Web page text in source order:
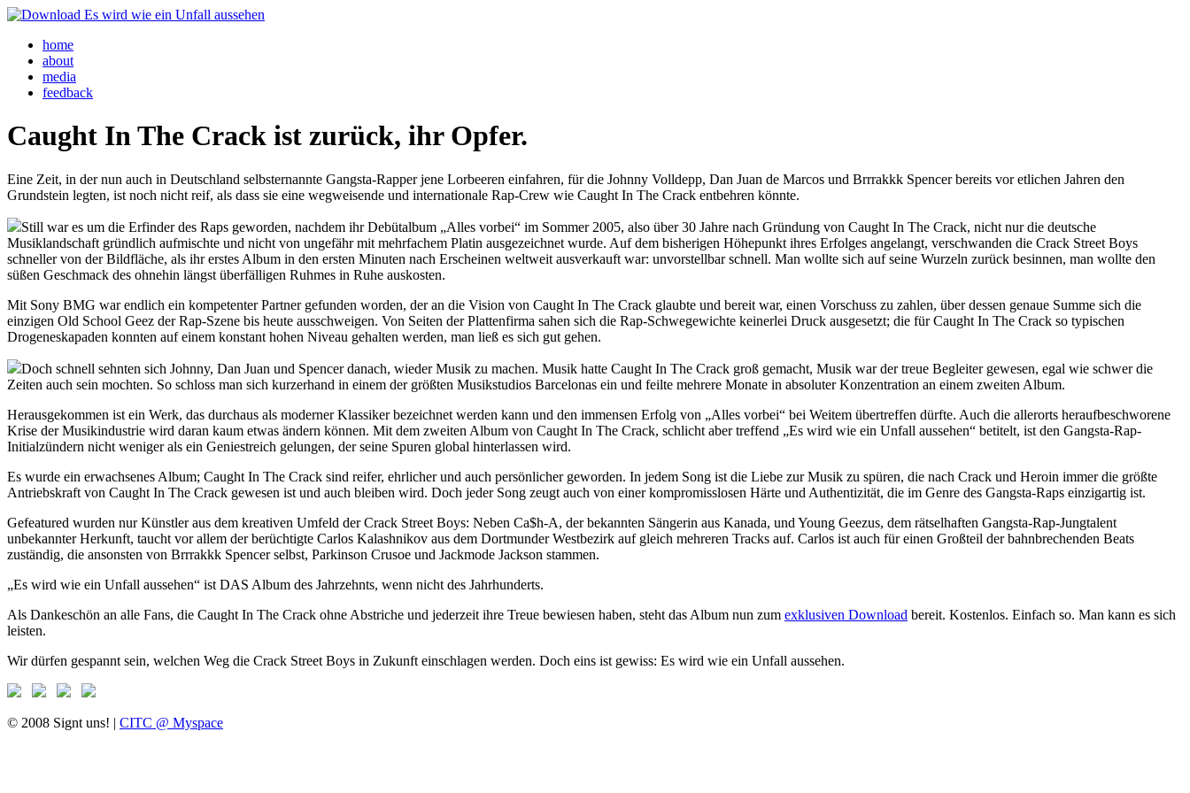
home
about
media
feedback
Caught In The Crack ist zurück, ihr Opfer.
Eine Zeit, in der nun auch in Deutschland selbsternannte Gangsta-Rapper jene Lorbeeren einfahren, für die Johnny Volldepp, Dan Juan de Marcos und Brrrakkk Spencer bereits vor etlichen Jahren den
Grundstein legten, ist noch nicht reif, als dass sie eine wegweisende und internationale Rap-Crew wie Caught In The Crack entbehren könnte.
Still war es um die Erfinder des Raps geworden, nachdem ihr Debütalbum „Alles vorbei“ im Sommer 2005, also über 30 Jahre nach Gründung von Caught In The Crack, nicht nur die deutsche
Musiklandschaft gründlich aufmischte und nicht von ungefähr mit mehrfachem Platin ausgezeichnet wurde. Auf dem bisherigen Höhepunkt ihres Erfolges angelangt, verschwanden die Crack Street Boys
schneller von der Bildfläche, als ihr erstes Album in den ersten Minuten nach Erscheinen weltweit ausverkauft war: unvorstellbar schnell. Man wollte sich auf seine Wurzeln zurück besinnen, man wollte den
süßen Geschmack des ohnehin längst überfälligen Ruhmes in Ruhe auskosten.
Mit Sony BMG war endlich ein kompetenter Partner gefunden worden, der an die Vision von Caught In The Crack glaubte und bereit war, einen Vorschuss zu zahlen, über dessen genaue Summe sich die
einzigen Old School Geez der Rap-Szene bis heute ausschweigen. Von Seiten der Plattenfirma sahen sich die Rap-Schwegewichte keinerlei Druck ausgesetzt; die für Caught In The Crack so typischen
Drogeneskapaden konnten auf einem konstant hohen Niveau gehalten werden, man ließ es sich gut gehen.
Doch schnell sehnten sich Johnny, Dan Juan und Spencer danach, wieder Musik zu machen. Musik hatte Caught In The Crack groß gemacht, Musik war der treue Begleiter gewesen, egal wie schwer die
Zeiten auch sein mochten. So schloss man sich kurzerhand in einem der größten Musikstudios Barcelonas ein und feilte mehrere Monate in absoluter Konzentration an einem zweiten Album.
Herausgekommen ist ein Werk, das durchaus als moderner Klassiker bezeichnet werden kann und den immensen Erfolg von „Alles vorbei“ bei Weitem übertreffen dürfte. Auch die allerorts heraufbeschworene
Krise der Musikindustrie wird daran kaum etwas ändern können. Mit dem zweiten Album von Caught In The Crack, schlicht aber treffend „Es wird wie ein Unfall aussehen“ betitelt, ist den Gangsta-Rap-
Initialzündern nicht weniger als ein Geniestreich gelungen, der seine Spuren global hinterlassen wird.
Es wurde ein erwachsenes Album; Caught In The Crack sind reifer, ehrlicher und auch persönlicher geworden. In jedem Song ist die Liebe zur Musik zu spüren, die nach Crack und Heroin immer die größte
Antriebskraft von Caught In The Crack gewesen ist und auch bleiben wird. Doch jeder Song zeugt auch von einer kompromisslosen Härte und Authentizität, die im Genre des Gangsta-Raps einzigartig ist.
Gefeatured wurden nur Künstler aus dem kreativen Umfeld der Crack Street Boys: Neben Ca$h-A, der bekannten Sängerin aus Kanada, und Young Geezus, dem rätselhaften Gangsta-Rap-Jungtalent
unbekannter Herkunft, taucht vor allem der berüchtigte Carlos Kalashnikov aus dem Dortmunder Westbezirk auf gleich mehreren Tracks auf. Carlos ist auch für einen Großteil der bahnbrechenden Beats
zuständig, die ansonsten von Brrrakkk Spencer selbst, Parkinson Crusoe und Jackmode Jackson stammen.
„Es wird wie ein Unfall aussehen“ ist DAS Album des Jahrzehnts, wenn nicht des Jahrhunderts.
Als Dankeschön an alle Fans, die Caught In The Crack ohne Abstriche und jederzeit ihre Treue bewiesen haben, steht das Album nun zum exklusiven Download bereit. Kostenlos. Einfach so. Man kann es sich
leisten.
Wir dürfen gespannt sein, welchen Weg die Crack Street Boys in Zukunft einschlagen werden. Doch eins ist gewiss: Es wird wie ein Unfall aussehen.
© 2008 Signt uns! | CITC @ Myspace